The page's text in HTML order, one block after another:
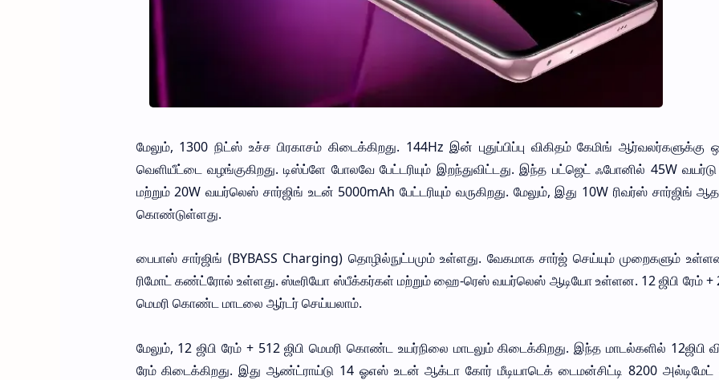
மேலும், 1300 நிட்ஸ் உச்ச பிரகாசம் கிடைக்கிறது. 144Hz இன் புதுப்பிப்பு விகிதம் கேமிங் ஆர்வலர்களுக்கு
வெளியீட்டை வழங்குகிறது. டிஸ்ப்ளே போலவே பேட்டரியும் இறந்துவிட்டது. இந்த பட்ஜெட் ஃபோனில் 45W வயர்டு
மற்றும் 20W வயர்லெஸ் சார்ஜிங் உடன் 5000mAh பேட்டரியும் வருகிறது. மேலும், இது 10W ரிவர்ஸ் சார்ஜிங்
கொண்டுள்ளது.
பைபாஸ் சார்ஜிங் (BYBASS Charging) தொழில்நுட்பமும் உள்ளது. வேகமாக சார்ஜ் செய்யும் முறைகளும்
ரிமோட் கண்ட்ரோல் உள்ளது. ஸ்டீரியோ ஸ்பீக்கர்கள் மற்றும் ஹை-ரெஸ் வயர்லெஸ் ஆடியோ உள்ளன. 12 ஜிபி ரேம் +
மெமரி கொண்ட மாடலை ஆர்டர் செய்யலாம்.
மேலும், 12 ஜிபி ரேம் + 512 ஜிபி மெமரி கொண்ட உயர்நிலை மாடலும் கிடைக்கிறது. இந்த மாடல்களில் 12ஜிபி
ரேம் கிடைக்கிறது. இது ஆண்ட்ராய்டு 14 ஓஎஸ் உடன் ஆக்டா கோர் மீடியாடெக் டைமன்சிட்டி 8200